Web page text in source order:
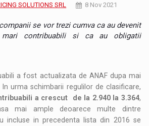
SOLUTIONS SRL 8 Nov 2021
se vor trezi cumva ca au devenit
mari contribuabili si ca au obligatii
a fost actualizata de ANAF dupa mai
urma schimbarii regulilor de clasificare,
a crescut de la 2.940 la 3.364,
mai ample deoarece multe dintre
incluse in precedenta lista din 2016 se